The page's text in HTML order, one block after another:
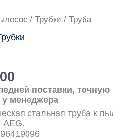
/ Трубки / Труба
поставки, точную
у менеджера
стальная труба к
AEG.